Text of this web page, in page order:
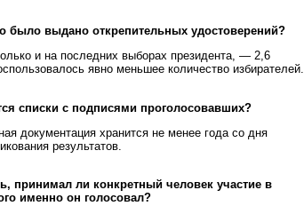
было выдано открепительных удостоверений?
и на последних выборах президента, — 2,6
явно меньшее количество избирателей.
списки с подписями проголосовавших?
документация хранится не менее года со дня
результатов.
принимал ли конкретный человек участие в
именно он голосовал?